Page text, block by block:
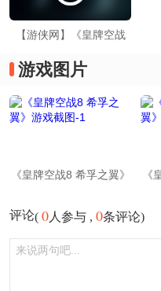
【游侠网】《皇牌空战
演示
游戏图片
《皇牌空战8 希孚之翼》
《
评论( 0人参与 , 0条评论)